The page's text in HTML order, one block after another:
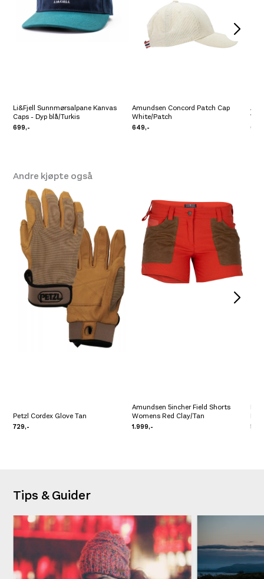
Platou Madla
Ikke på lager
Se butikkinformasjon
Li&Fjell Sunnmørsalpane Kanvas
Caps - Dyp blå/Turkis
699,-
Amundsen Concord Patch Cap
White/Patch
649,-
Andre kjøpte også
Petzl Cordex Glove Tan
729,-
Amundsen 5incher Field Shorts
Womens Red Clay/Tan
1.999,-
Tips & Guider